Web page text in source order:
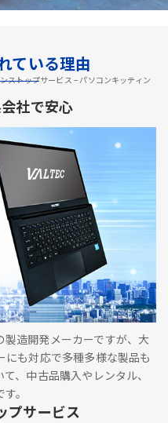
ストップサービス – パソコンキッティン
ている理由
社で安心
造開発メーカーですが、大
も対応で多種多様な製品も
、中古品購入やレンタル、
。
プサービス